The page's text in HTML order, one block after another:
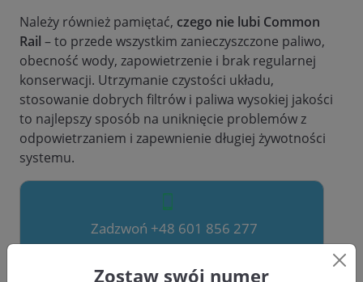
Należy również pamiętać, czego nie lubi Common
Rail – to przede wszystkim zanieczyszczone paliwo,
obecność wody, zapowietrzenie i brak regularnej
konserwacji. Utrzymanie czystości układu,
stosowanie dobrych filtrów i paliwa wysokiej jakości
to najlepszy sposób na uniknięcie problemów z
odpowietrzaniem i zapewnienie długiej żywotności
systemu.
Zadzwoń +48 601 856 277
właściwe części
Zostaw swój numer